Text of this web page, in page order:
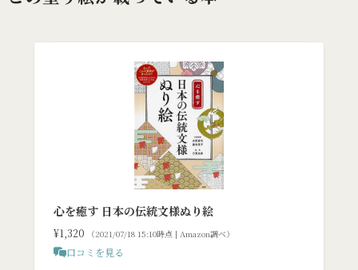
心を癒す 日本の伝統文様ぬり絵
¥1,320 （2021/07/18 15:10時点 | Amazon調べ）
口コミを見る